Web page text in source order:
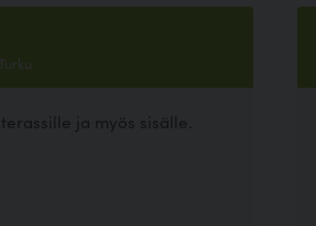
ja myös sisälle.